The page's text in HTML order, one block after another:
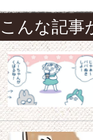
こんな記事